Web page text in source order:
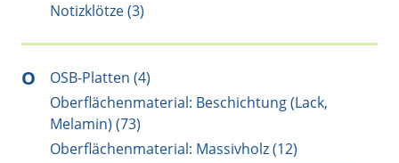
Notizklötze (3)
O
OSB-Platten (4)
Oberflächenmaterial: Beschichtung (Lack,
Melamin) (73)
Oberflächenmaterial: Massivholz (12)